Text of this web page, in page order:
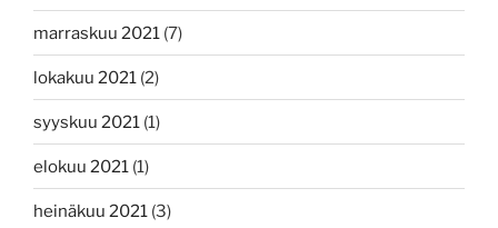
marraskuu 2021 (7)
lokakuu 2021 (2)
syyskuu 2021 (1)
elokuu 2021 (1)
heinäkuu 2021 (3)